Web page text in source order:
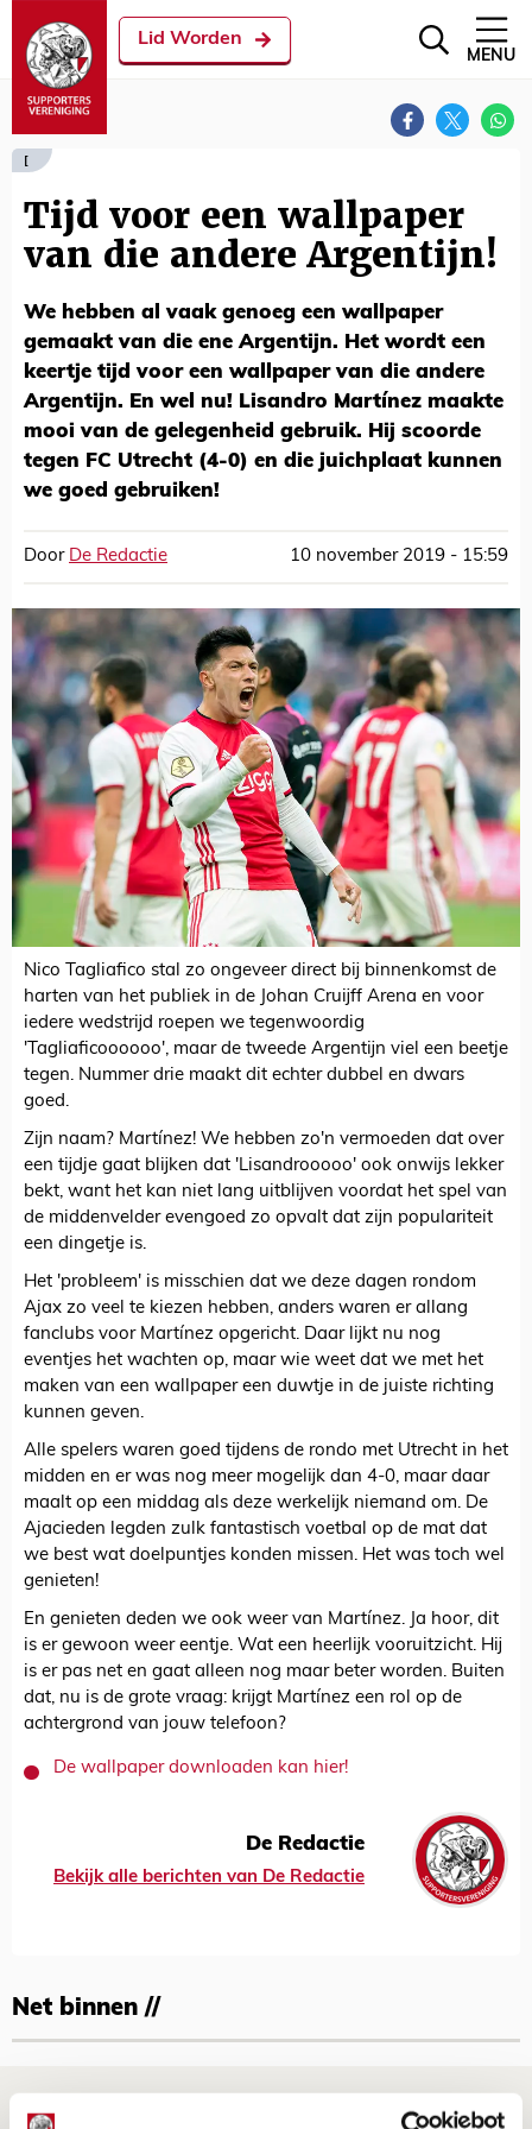
Lid Worden
MENU
[
Tijd voor een wallpaper
van die andere Argentijn!
We hebben al vaak genoeg een wallpaper
gemaakt van die ene Argentijn. Het wordt een
keertje tijd voor een wallpaper van die andere
Argentijn. En wel nu! Lisandro Martínez maakte
mooi van de gelegenheid gebruik. Hij scoorde
tegen FC Utrecht (4-0) en die juichplaat kunnen
we goed gebruiken!
Door De Redactie 10 november 2019 - 15:59
Nico Tagliafico stal zo ongeveer direct bij binnenkomst de
harten van het publiek in de Johan Cruijff Arena en voor
iedere wedstrijd roepen we tegenwoordig
'Tagliaficoooooo', maar de tweede Argentijn viel een beetje
tegen. Nummer drie maakt dit echter dubbel en dwars
goed.
Zijn naam? Martínez! We hebben zo'n vermoeden dat over
een tijdje gaat blijken dat 'Lisandrooooo' ook onwijs lekker
bekt, want het kan niet lang uitblijven voordat het spel van
de middenvelder evengoed zo opvalt dat zijn populariteit
een dingetje is.
Het 'probleem' is misschien dat we deze dagen rondom
Ajax zo veel te kiezen hebben, anders waren er allang
fanclubs voor Martínez opgericht. Daar lijkt nu nog
eventjes het wachten op, maar wie weet dat we met het
maken van een wallpaper een duwtje in de juiste richting
kunnen geven.
Alle spelers waren goed tijdens de rondo met Utrecht in het
midden en er was nog meer mogelijk dan 4-0, maar daar
maalt op een middag als deze werkelijk niemand om. De
Ajacieden legden zulk fantastisch voetbal op de mat dat
we best wat doelpuntjes konden missen. Het was toch wel
genieten!
En genieten deden we ook weer van Martínez. Ja hoor, dit
is er gewoon weer eentje. Wat een heerlijk vooruitzicht. Hij
is er pas net en gaat alleen nog maar beter worden. Buiten
dat, nu is de grote vraag: krijgt Martínez een rol op de
achtergrond van jouw telefoon?
De wallpaper downloaden kan hier!
De Redactie
Bekijk alle berichten van De Redactie
Net binnen //
Is dit de laatste wallpaper van Godts in